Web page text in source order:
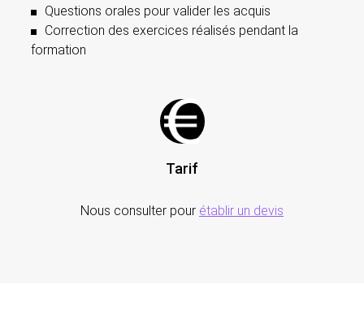
Questions orales pour valider les acquis
Correction des exercices réalisés pendant la
formation
Tarif
Nous consulter pour établir un devis